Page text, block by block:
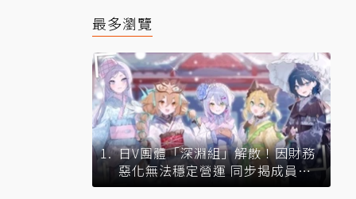
最多瀏覽
日V團體「深淵組」解散！因財務
惡化無法穩定營運 同步揭成員未
來去向